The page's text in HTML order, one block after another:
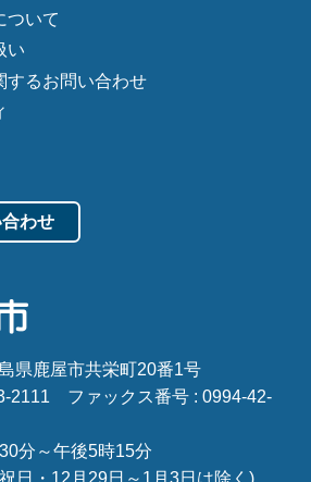
ついて
い
するお問い合わせ
わせ
県鹿屋市共栄町20番1号
2111
ファックス番号 : 0994-42-
分～午後5時15分
日・12月29日～1月3日は除く)